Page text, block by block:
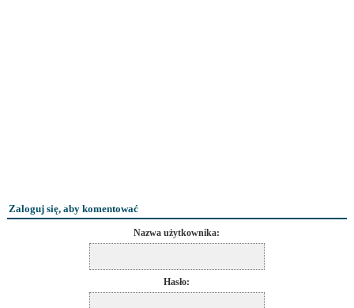
Zaloguj się, aby komentować
Nazwa użytkownika:
Hasło: